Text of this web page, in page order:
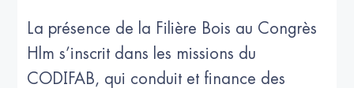
La présence de la Filière Bois au Congrès
Hlm s’inscrit dans les missions du
CODIFAB, qui conduit et finance des